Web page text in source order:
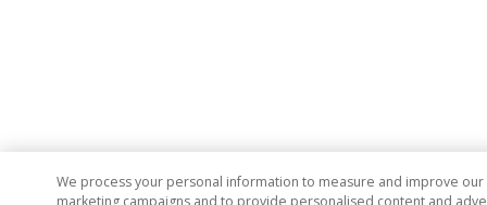
We process your personal information to measure and improve
marketing campaigns and to provide personalised content and